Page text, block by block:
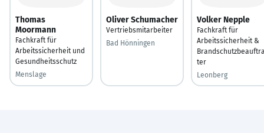
Thomas
Moormann
Fachkraft für
Arbeitssicherheit und
Gesundheitsschutz
Menslage
Oliver Schumacher
Vertriebsmitarbeiter
Bad Hönningen
Volker Nepple
Fachkraft für
Arbeitssicherheit &
ter
Leonberg